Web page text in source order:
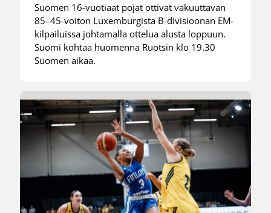
Suomen 16-vuotiaat pojat ottivat vakuuttavan
85–45-voiton Luxemburgista B-divisioonan EM-
kilpailuissa johtamalla ottelua alusta loppuun.
Suomi kohtaa huomenna Ruotsin klo 19.30
Suomen aikaa.